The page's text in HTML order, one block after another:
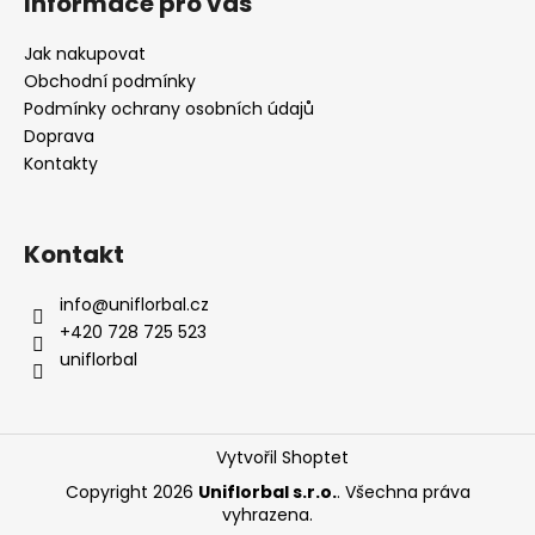
Jak nakupovat
Obchodní podmínky
Podmínky ochrany osobních údajů
Doprava
Kontakty
Kontakt
info@uniflorbal.cz
+420 728 725 523
uniflorbal
Vytvořil Shoptet
Copyright 2026 Uniflorbal s.r.o.. Všechna práva
vyhrazena.